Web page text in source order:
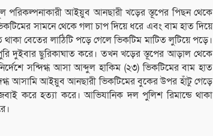
পরিকল্পনাকারী আইয়ুব আনছারী খড়ের স্তূপের পিছন থেকে
সামনে থেকে গলা চাপ দিয়ে ধরে এবং বাম হাত দিয়ে
বেতের লাঠিটি পড়ে গেলে ভিকটিম মাটিত লুটিয়ে পড়ে।
দুইবার ছুরিকাঘাত করে। তখন খড়ের স্তূপের আড়াল থেকে
সন্দিগ্ধ আসা আব্দুল হাকিম (২৩) ভিকটিমের বাম হাত
আসামি আইয়ুব আনছারী ভিকটিমের বুকের উপর হাঁটু গেড়ে
করে হত্যা করে। আভিযানিক দল পুলিশ রিমান্ডে থাকা